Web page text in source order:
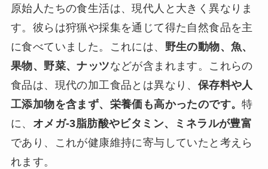
原始人たちの食生活は、現代人と大きく異なりま
す。彼らは狩猟や採集を通じて得た自然食品を主
に食べていました。これには、 野生の動物、魚、
果物、野菜、ナッツなどが含まれます。これらの
食品は、現代の加工食品とは異なり、 保存料や人
工添加物を含まず、栄養価も高かったのです。特
に、 オメガ-3脂肪酸やビタミン、ミネラルが豊富
であり、これが健康維持に寄与していたと考えら
れます。